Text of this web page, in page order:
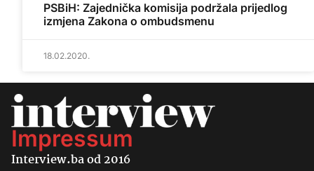
PSBiH: Zajednička komisija podržala prijedlog
izmjena Zakona o ombudsmenu
18.02.2020.
Impressum
Interview.ba od 2016